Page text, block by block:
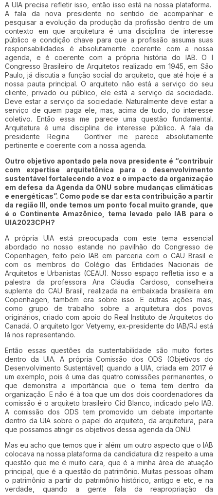
A UIA precisa refletir isso, então isso está na nossa plataforma.
A fala da nova presidente no sentido de acompanhar e
pesquisar a evolução da produção da profissão dentro de um
contexto em que arquitetura é uma disciplina de interesse
público e condição chave para que a profissão assuma suas
responsabilidades é absolutamente coerente com a nossa
agenda, e é coerente com a própria história do IAB. O I
Congresso Brasileiro de Arquitetos realizado em 1945, em São
Paulo, já discutia a função social do arquiteto, que até hoje é a
nossa pauta principal. O arquiteto não está a serviço do seu
cliente, privado ou público, ele está a serviço da sociedade.
Deve estar a serviço da sociedade. Naturalmente deve estar a
serviço de quem paga ele, mas, acima de tudo, do interesse
coletivo. Então essa me parece uma questão fundamental.
Arquitetura é uma disciplina de interesse público. A fala da
presidente Regina Gonthier me parece absolutamente
pertinente e coerente com a nossa agenda.
Outro objetivo apontado pela nova presidente é “contribuir
com expertise arquitetônica para o desenvolvimento
sustentável fortalecendo a voz e o impacto da organização
em defesa da Agenda da ONU sobre mudanças climáticas
e energéticas”. Como pode se dar esta contribuição a partir
da região III, onde temos um ponto focal muito grande, que
é o Continente Amazônico, tema levado pelo IAB para o
UIA2023CPH?
A própria UIA está preocupada com este tema essencial
abordado no nosso estande no pavilhão do Congresso de
Copenhagen, feito pelo IAB em parceria com o CAU Brasil e
com os membros do Colégio das Entidades Nacionais de
Arquitetos e Urbanistas (CEAU). Nosso espaço refletia isso e a
palestra da professora Ana Cláudia Cardoso, conselheira
suplente do CAU Brasil, realizada na embaixada brasileira em
Copenhagen, também era sobre isso. E outras ações mais,
como grupo de trabalho sobre a arquitetura dos povos
originários, criado com apoio do Real Instituto de Arquitetos do
Canadá. O arquiteto Igor Vetyemy, ex-presidente do IAB/RJ está
lá nos representando.
Então essas questões da sustentabilidade são muito fortes
dentro da UIA. A própria Comissão dos ODS (Objetivos do
Desenvolvimento Sustentável) quando a UIA, criada em 2017 é
um exemplo, pois é uma das quatro comissões permanentes, o
que demonstra a importância que o tema tem dentro da
organização. E não é à toa que um dos dois coordenadores da
comissão é o arquiteto brasileiro Cid Blanco, indicado pelo IAB.
A comissão dos ODS tem promovido um debate importante
dentro da UIA sobre o papel do arquiteto, da arquitetura, para
que possamos atingir os objetivos dessa agenda da ONU.
Mas eu acho que temos que ir além: um outro aspecto que o IAB
colocava na nossa plataforma da candidatura diz respeito a uma
questão que me é muito cara, que é a minha área de atuação
principal, que é a questão do patrimônio. Muitas pessoas olham
o patrimônio a partir do patrimônio histórico, antigo e etc, e na
verdade, quando a gente fala da reapropriação da